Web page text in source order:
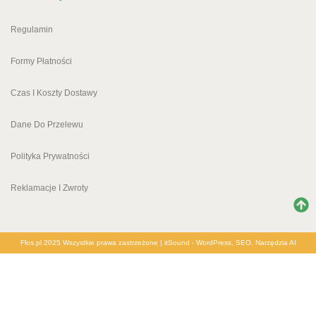
Regulamin
Formy Płatności
Czas I Koszty Dostawy
Dane Do Przelewu
Polityka Prywatności
Reklamacje I Zwroty
Flos.pl 2025 Wszystkie prawa zastrzeżone | itSound - WordPress, SEO, Narzędzia AI